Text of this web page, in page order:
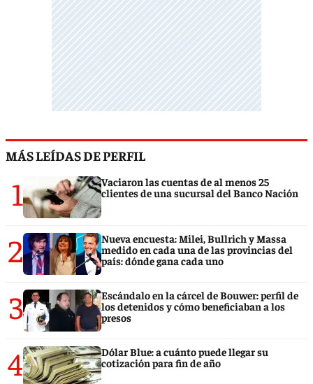
MÁS LEÍDAS DE PERFIL
1
Vaciaron las cuentas de al menos 25
clientes de una sucursal del Banco Nación
2
Nueva encuesta: Milei, Bullrich y Massa
medido en cada una de las provincias del
país: dónde gana cada uno
3
Escándalo en la cárcel de Bouwer: perfil de
los detenidos y cómo beneficiaban a los
presos
4
Dólar Blue: a cuánto puede llegar su
cotización para fin de año